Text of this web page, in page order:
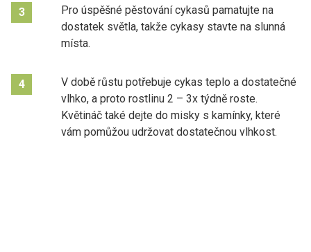
3
Pro úspěšné pěstování cykasů pamatujte na
dostatek světla, takže cykasy stavte na slunná
místa.
4
V době růstu potřebuje cykas teplo a dostatečné
vlhko, a proto rostlinu 2 – 3x týdně roste.
Květináč také dejte do misky s kamínky, které
vám pomůžou udržovat dostatečnou vlhkost.